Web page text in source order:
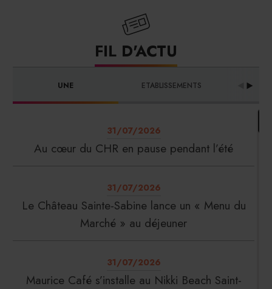
FIL D'ACTU
UNE ETABLISSEMENTS
31/07/2026
Au cœur du CHR en pause pendant l’été
31/07/2026
Le Château Sainte-Sabine lance un « Menu du
Marché » au déjeuner
31/07/2026
Maurice Café s’installe au Nikki Beach Saint-